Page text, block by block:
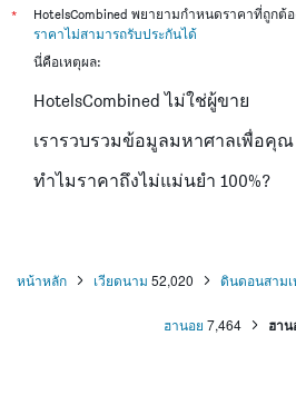
Hostels in เซี่ยงไฮ้
Hostels in ไทเป
Hostels in หาดใหญ่
Hostels in ภูเก็ต
Hostels in เกียวโต
*
HotelsCombined พยายามกำหนดราคาที่ถูกต้
ราคาไม่สามารถรับประกันได้
นี่คือเหตุผล:
HotelsCombined ไม่ใช่ผู้ขาย
เรารวบรวมข้อมูลมหาศาลเพื่อคุณ
ทำไมราคาถึงไม่แม่นยำ 100%?
หน้าหลัก เวียดนาม 52,020 ดินดอนสาม
ฮานอย 7,464 ฮาน